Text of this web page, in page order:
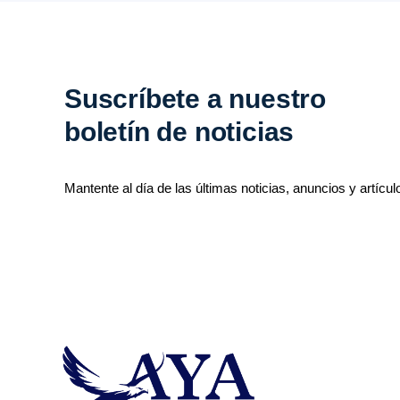
Suscríbete a nuestro
boletín de noticias
Mantente al día de las últimas noticias, anuncios y